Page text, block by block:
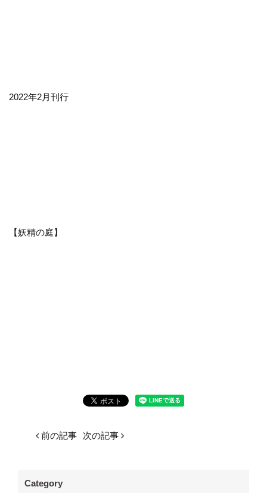
2022年2月刊行
【妖精の庭】
前の記事 次の記事
Category